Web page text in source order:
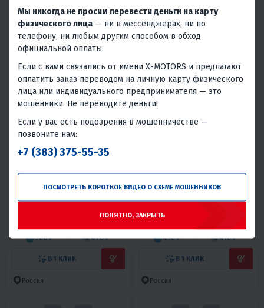
4 500 ₽
200 ₽ 190 ₽
В 1 КЛИК
Россия
8 500 ₽
380 ₽
Россия
ДЛИНА 1450 ММ (С
ОТБОЙНИКОМ ПОДШИТЫЕ)
500 ₽ 470 ₽
В 1 КЛИК
Россия
ДЛИНА 1450 ММ (БЕЗ
ОТБОЙНИКА ПОДШИТЫЕ)
9 500 ₽
430 ₽ 410 ₽
В 1 КЛИК
Россия
Мы никогда не просим перевести деньги на карту
физического лица — ни в мессенджерах, ни по
телефону, ни любым другим способом в обход
официальной оплаты.
Если с вами связались от имени X-MOTORS и предлагают
оплатить заказ переводом на личную карту физического
лица или индивидуального предпринимателя — это
мошенники. Не переводите деньги!
Если у вас есть подозрения в мошенничестве —
позвоните нам:
+7 (383) 375-55-35
ПОСМОТРЕТЬ КОРОТКОЕ ВИДЕО О СХЕМЕ МОШЕННИКОВ
ПОНЯТНО, ЗАКРЫТЬ